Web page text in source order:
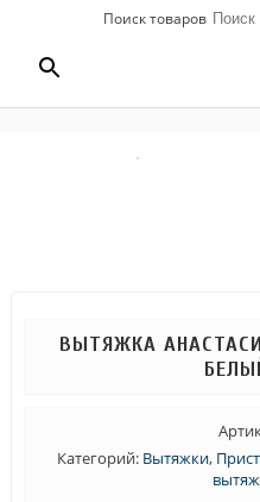
Поиск товаров
ВЫТЯЖКА
Категорий: Вытяжки,